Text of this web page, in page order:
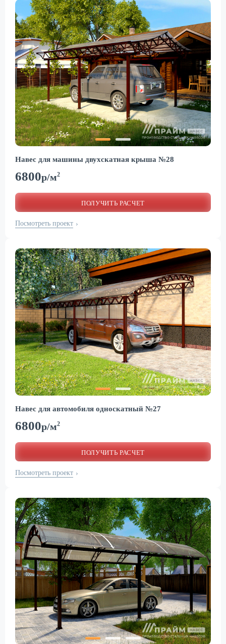
Навес для машины двухскатная крыша №28
6800р/м2
ПОЛУЧИТЬ РАСЧЕТ
Посмотреть проект ›
Навес для автомобиля односкатный №27
6800р/м2
ПОЛУЧИТЬ РАСЧЕТ
Посмотреть проект ›